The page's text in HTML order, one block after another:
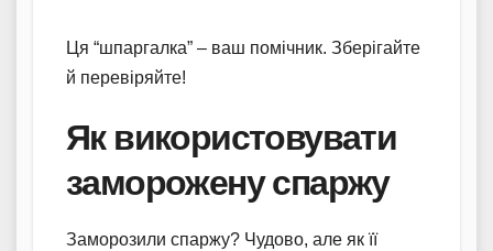
Ця “шпаргалка” – ваш помічник. Зберігайте
й перевіряйте!
Як використовувати
заморожену спаржу
Заморозили спаржу? Чудово, але як її